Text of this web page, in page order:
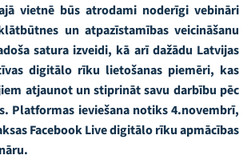
vietnē būs atrodami noderīgi vebināri
un atpazīstamības veicināšanu
satura izveidi, kā arī dažādu Latvijas
digitālo rīku lietošanas piemēri, kas
atjaunot un stiprināt savu darbību pēc
Platformas ieviešana notiks 4.novembrī,
Facebook Live digitālo rīku apmācības